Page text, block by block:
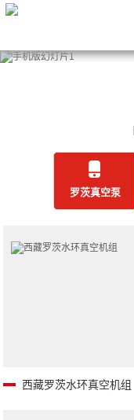
罗茨真空泵
西藏罗茨水环真空机组